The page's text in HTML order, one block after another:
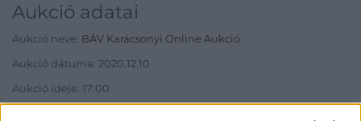
Aukció adatai
Aukció neve: BÁV Karácsonyi Online Aukció
Aukció dátuma: 2020.12.10
Aukció ideje: 17:00